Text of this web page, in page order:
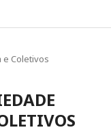
e Coletivos